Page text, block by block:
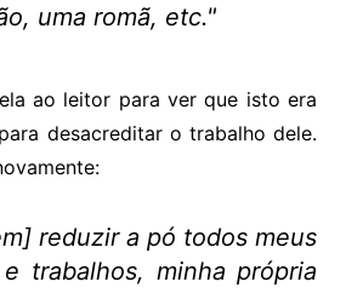
uma romã, etc."
ao leitor para ver que isto era
desacreditar o trabalho dele.
reduzir a pó todos meus
trabalhos, minha própria